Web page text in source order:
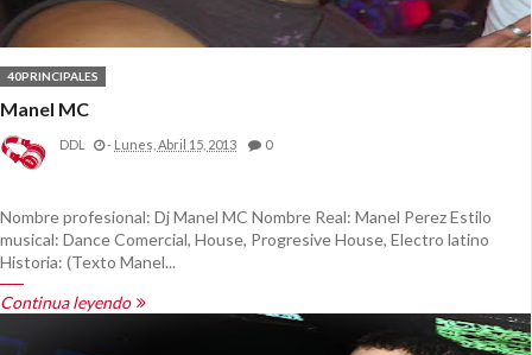
40PRINCIPALES
Manel MC
DDL - Lunes, Abril 15, 2013 0
Nombre profesional: Dj Manel MC Nombre Real: Manel Perez Estilo
musical: Dance Comercial, House, Progresive House, Electro latino
Historia: (Texto Manel...
Continua leyendo